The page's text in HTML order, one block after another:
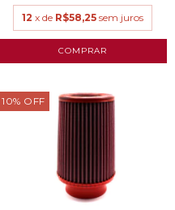
12 x de R$58,25 sem juros
10% OFF